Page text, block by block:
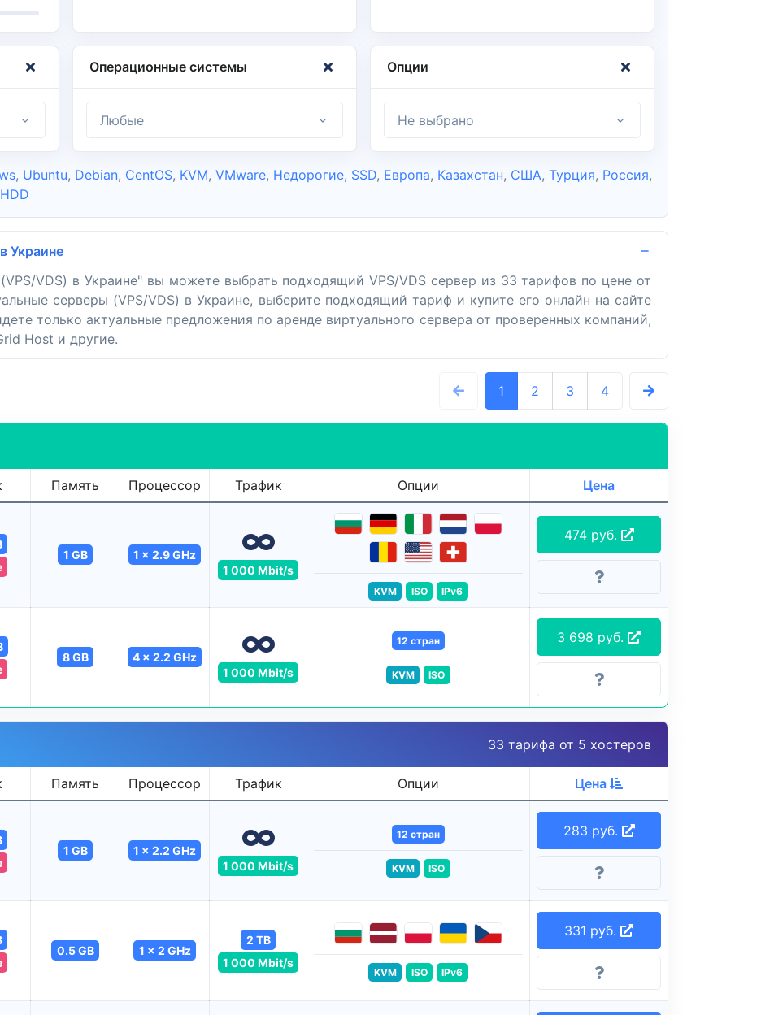
Операционные системы
Любые
Опции
Не выбрано
, Ubuntu, Debian, CentOS, KVM, VMware, Недорогие, SSD, Европа, Казахстан, США, Турция, Россия,
HDD
Украине
VDS) в Украине" вы можете выбрать подходящий VPS/VDS сервер из 33 тарифов по цене от
серверы (VPS/VDS) в Украине, выберите подходящий тариф и купите его онлайн на сайте
только актуальные предложения по аренде виртуального сервера от проверенных компаний,
Host и другие.
1 2 3 4
Память Процессор Трафик Опции Цена
1 GB
1 x 2.9 GHz
1 000 Mbit/s
KVM ISO IPv6
474 руб.
8 GB
4 x 2.2 GHz
1 000 Mbit/s
12 стран
KVM ISO
3 698 руб.
33 тарифа от 5 хостеров
Память Процессор Трафик Опции Цена
1 GB
1 x 2.2 GHz
1 000 Mbit/s
12 стран
KVM ISO
283 руб.
0.5 GB 1 x 2 GHz
2 TB
1 000 Mbit/s
KVM ISO IPv6
331 руб.